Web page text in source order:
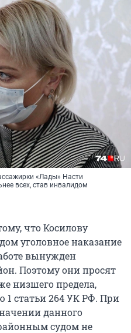
«Лады» Насти
всех, став инвалидом
что Косилову
уголовное наказание
вынужден
Поэтому они просят
низшего предела,
1 статьи 264 УК РФ. При
данного
судом не